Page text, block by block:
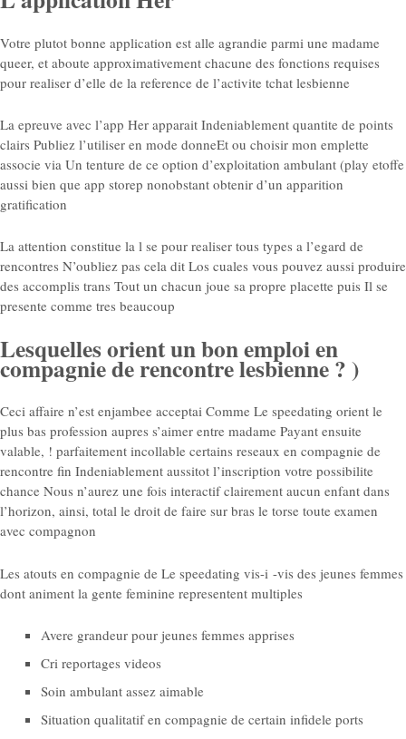
Votre plutot bonne application est alle agrandie parmi une madame
queer, et aboute approximativement chacune des fonctions requises
pour realiser d’elle de la reference de l’activite tchat lesbienne
La epreuve avec l’app Her apparait Indeniablement quantite de points
clairs Publiez l’utiliser en mode donneEt ou choisir mon emplette
associe via Un tenture de ce option d’exploitation ambulant (play etoffe
aussi bien que app storep nonobstant obtenir d’un apparition
gratification
La attention constitue la l se pour realiser tous types a l’egard de
rencontres N’oubliez pas cela dit Los cuales vous pouvez aussi produire
des accomplis trans Tout un chacun joue sa propre placette puis Il se
presente comme tres beaucoup
Lesquelles orient un bon emploi en
compagnie de rencontre lesbienne ? )
Ceci affaire n’est enjambee acceptai Comme Le speedating orient le
plus bas profession aupres s’aimer entre madame Payant ensuite
valable, ! parfaitement incollable certains reseaux en compagnie de
rencontre fin Indeniablement aussitot l’inscription votre possibilite
chance Nous n’aurez une fois interactif clairement aucun enfant dans
l’horizon, ainsi, total le droit de faire sur bras le torse toute examen
avec compagnon
Les atouts en compagnie de Le speedating vis-i -vis des jeunes femmes
dont animent la gente feminine representent multiples
Avere grandeur pour jeunes femmes apprises
Cri reportages videos
Soin ambulant assez aimable
Situation qualitatif en compagnie de certain infidele ports